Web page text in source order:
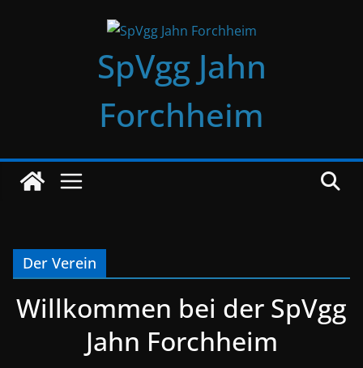
SpVgg Jahn
Forchheim
Der Verein
Willkommen bei der SpVgg
Jahn Forchheim